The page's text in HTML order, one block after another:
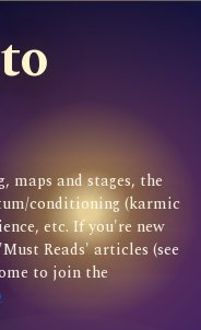
maps and stages, the
conditioning (karmic
etc. If you're new
Reads' articles (see
to join the